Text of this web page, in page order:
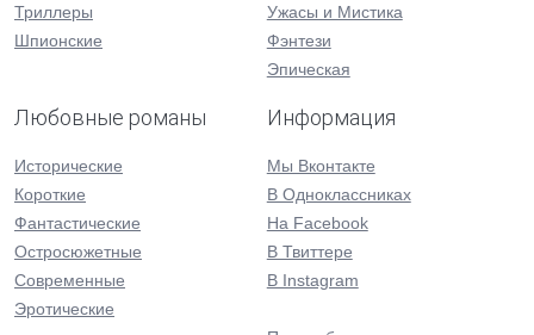
Триллеры
Шпионские
Ужасы и Мистика
Фэнтези
Эпическая
Любовные романы
Исторические
Короткие
Фантастические
Остросюжетные
Современные
Эротические
Информация
Мы Вконтакте
В Одноклассниках
На Facebook
В Твиттере
В Instagram